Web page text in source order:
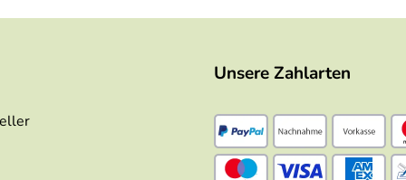
Unsere Zahlarten